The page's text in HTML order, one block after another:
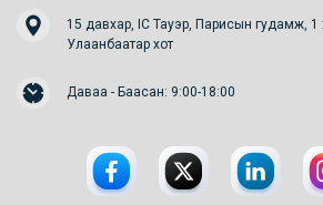
15 давхар, IC Тауэр, Парисын гудамж, 1
Улаанбаатар хот
Даваа - Баасан: 9:00-18:00